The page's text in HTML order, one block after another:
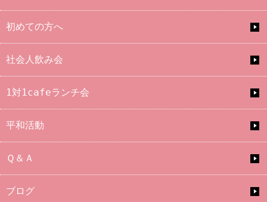
初めての方へ
社会人飲み会
1対1cafeランチ会
平和活動
Ｑ＆Ａ
ブログ